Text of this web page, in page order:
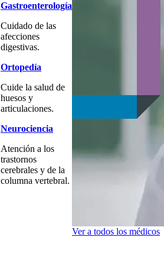
Gastroenterología
Cuidado de las
afecciones
digestivas.
Ortopedía
Cuide la salud de
huesos y
articulaciones.
Neurociencia
Atención a los
trastornos
cerebrales y de la
columna vertebral.
Ver a todos los médicos